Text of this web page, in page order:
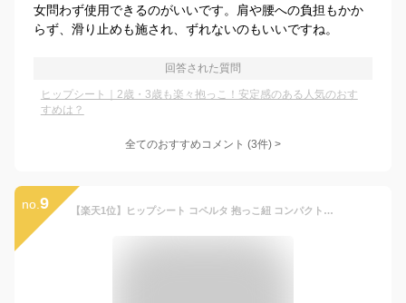
女問わず使用できるのがいいです。肩や腰への負担もかか
らず、滑り止めも施され、ずれないのもいいですね。
回答された質問
ヒップシート｜2歳・3歳も楽々抱っこ！安定感のある人気のおす
すめは？
全てのおすすめコメント (3件) >
no. 9 【楽天1位】ヒップシート コペルタ 抱っこ紐 コンパクト おむつ おしりふき 収納ポケット 20kg ショルダー 3歳 折りたたみ 赤ちゃん 前向き ポーチ だっこひも 抱っこひも 簡単 オススメ 人気 出産祝い 腰痛対策 ママ ギフト ベビー用品 バッグ 黒 グレー ブラック